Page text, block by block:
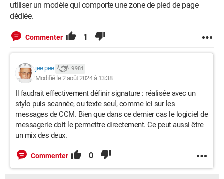
utiliser un modèle qui comporte une zone de pied de page
dédiée.
Commenter 1
jee pee 9 984
Modifié le 2 août 2024 à 13:38
Il faudrait effectivement définir signature : réalisée avec un
stylo puis scannée, ou texte seul, comme ici sur les
messages de CCM. Bien que dans ce dernier cas le logiciel de
messagerie doit le permettre directement. Ce peut aussi être
un mix des deux.
Commenter 0